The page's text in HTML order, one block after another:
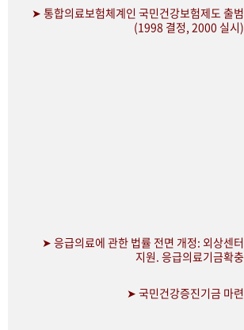
➤ 통합의료보험체계인 국민건강보험제도 출범
(1998 결정, 2000 실시)
➤ 응급의료에 관한 법률 전면 개정: 외상센터
지원. 응급의료기금확충
➤ 국민건강증진기금 마련